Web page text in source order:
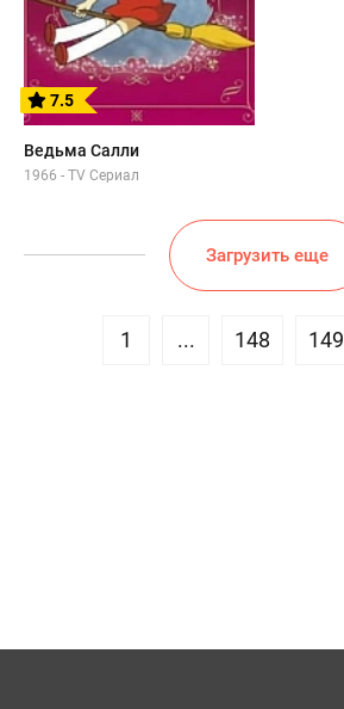
7.5
Ведьма Салли
1966 - TV Сериал
Загрузить еще
1 ... 148 149